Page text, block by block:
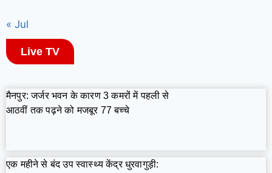
« Jul
Live TV
मैनपुर: जर्जर भवन के कारण 3 कमरों में पहली से
आठवीं तक पढ़ने को मजबूर 77 बच्चे
एक महीने से बंद उप स्वास्थ्य केंद्र धुरवागुड़ी: